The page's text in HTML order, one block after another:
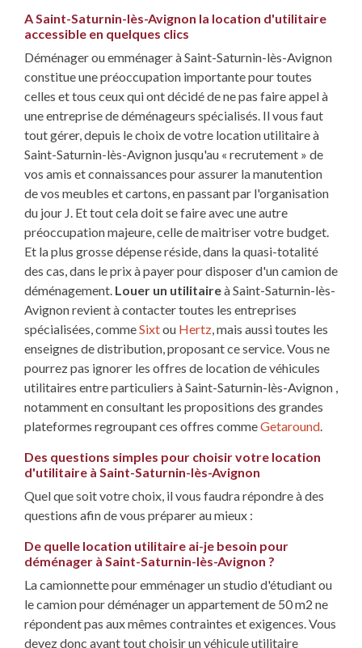
A Saint-Saturnin-lès-Avignon la location d'utilitaire
accessible en quelques clics
Déménager ou emménager à Saint-Saturnin-lès-Avignon
constitue une préoccupation importante pour toutes
celles et tous ceux qui ont décidé de ne pas faire appel à
une entreprise de déménageurs spécialisés. Il vous faut
tout gérer, depuis le choix de votre location utilitaire à
Saint-Saturnin-lès-Avignon jusqu'au « recrutement » de
vos amis et connaissances pour assurer la manutention
de vos meubles et cartons, en passant par l'organisation
du jour J. Et tout cela doit se faire avec une autre
préoccupation majeure, celle de maitriser votre budget.
Et la plus grosse dépense réside, dans la quasi-totalité
des cas, dans le prix à payer pour disposer d'un camion de
déménagement. Louer un utilitaireà Saint-Saturnin-lès-
Avignon revient à contacter toutes les entreprises
spécialisées, commeSixtou Hertz, mais aussi toutes les
enseignes de distribution, proposant ce service. Vous ne
pourrez pas ignorer les offres de location de véhicules
utilitaires entre particuliers à Saint-Saturnin-lès-Avignon ,
notamment en consultant les propositions des grandes
plateformes regroupant ces offres commeGetaround.
Des questions simples pour choisir votre location
d'utilitaire à Saint-Saturnin-lès-Avignon
Quel que soit votre choix, il vous faudra répondre à des
questions afin de vous préparer au mieux :
De quelle location utilitaire ai-je besoin pour
déménager à Saint-Saturnin-lès-Avignon ?
La camionnette pour emménager un studio d'étudiant ou
le camion pour déménager un appartement de 50 m2 ne
répondent pas aux mêmes contraintes et exigences. Vous
devez donc avant tout choisir un véhicule utilitaire